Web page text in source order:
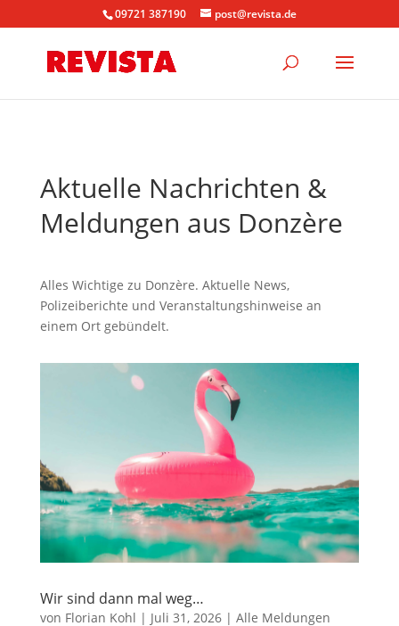
09721 387190 post@revista.de
Aktuelle Nachrichten &
Meldungen aus Donzère
Alles Wichtige zu Donzère. Aktuelle News,
Polizeiberichte und Veranstaltungshinweise an
einem Ort gebündelt.
Wir sind dann mal weg…
von Florian Kohl | Juli 31, 2026| Alle Meldungen